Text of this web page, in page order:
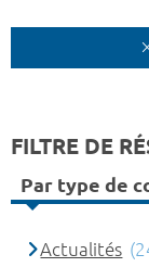
FILTRE DE
Par type de
Actualités